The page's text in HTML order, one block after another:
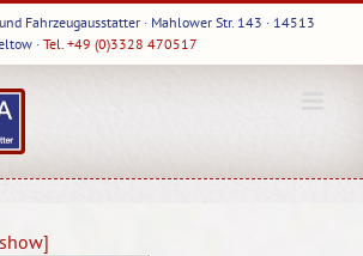
Fahrzeugausstatter · Mahlower Str. 143 · 14513
· Tel. +49 (0)3328 470517